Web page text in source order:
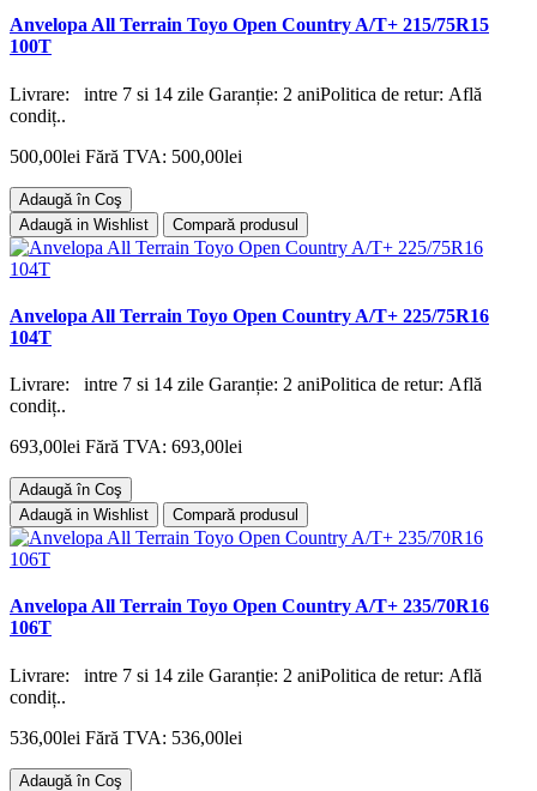
Anvelopa All Terrain Toyo Open Country A/T+ 215/75R15
100T
Livrare: intre 7 si 14 zile Garanție: 2 aniPolitica de retur: Află
condiț..
500,00lei Fără TVA: 500,00lei
Adaugă în Coş
Adaugă in Wishlist
Compară produsul
Anvelopa All Terrain Toyo Open Country A/T+ 225/75R16
104T
Livrare: intre 7 si 14 zile Garanție: 2 aniPolitica de retur: Află
condiț..
693,00lei Fără TVA: 693,00lei
Adaugă în Coş
Adaugă in Wishlist
Compară produsul
Anvelopa All Terrain Toyo Open Country A/T+ 235/70R16
106T
Livrare: intre 7 si 14 zile Garanție: 2 aniPolitica de retur: Află
condiț..
536,00lei Fără TVA: 536,00lei
Adaugă în Coş